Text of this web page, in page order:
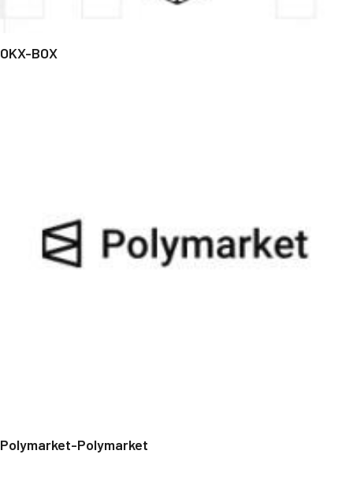
OKX-BOX
Polymarket-Polymarket